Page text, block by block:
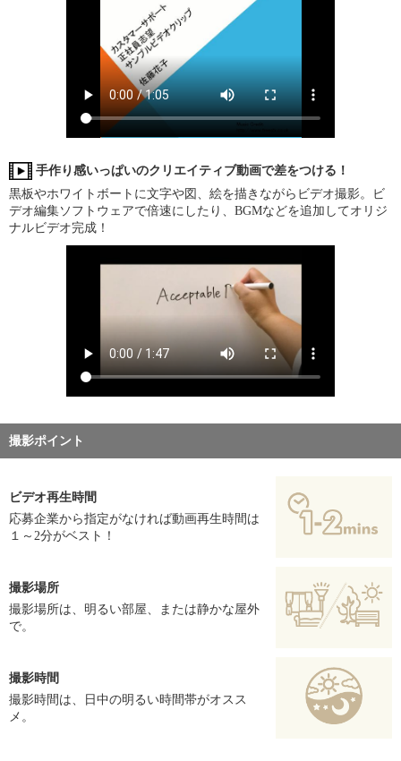
手作り感いっぱいのクリエイティブ動画で差をつける！
黒板やホワイトボートに文字や図、絵を描きながらビデオ撮影。ビ
デオ編集ソフトウェアで倍速にしたり、BGMなどを追加してオリジ
ナルビデオ完成！
撮影ポイント
ビデオ再生時間
応募企業から指定がなければ動画再生時間は
１～2分がベスト！
撮影場所
撮影場所は、明るい部屋、または静かな屋外
で。
撮影時間
撮影時間は、日中の明るい時間帯がオスス
メ。